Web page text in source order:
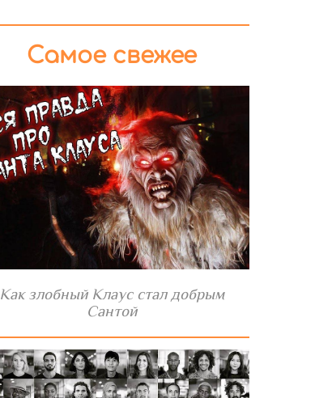
Самое свежее
Как злобный Клаус стал добрым
Сантой